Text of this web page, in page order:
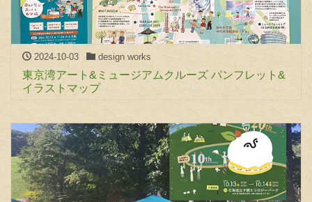
2024-10-03 design works
東京湾アート&ミュージアムクルーズ パンフレット&
イラストマップ